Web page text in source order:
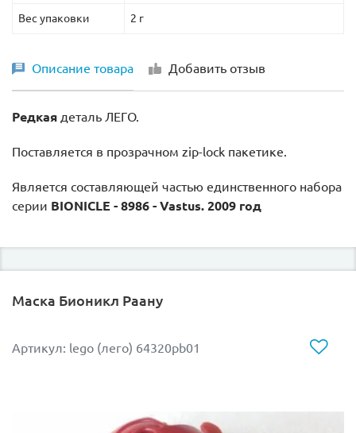
Вес упаковки 2 г
Описание товара Добавить отзыв
Редкая деталь ЛЕГО.
Поставляется в прозрачном zip-lock пакетике.
Является составляющей частью единственного набора
серии BIONICLE - 8986 - Vastus. 2009 год
Маска Бионикл Раану
Артикул: lego (лего) 64320pb01